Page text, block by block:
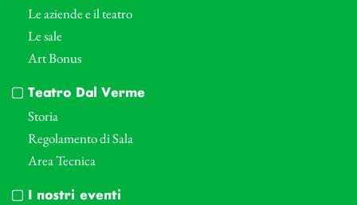
Le aziende e il teatro
Le sale
Art Bonus
Teatro Dal Verme
Storia
Regolamento di Sala
Area Tecnica
I nostri eventi